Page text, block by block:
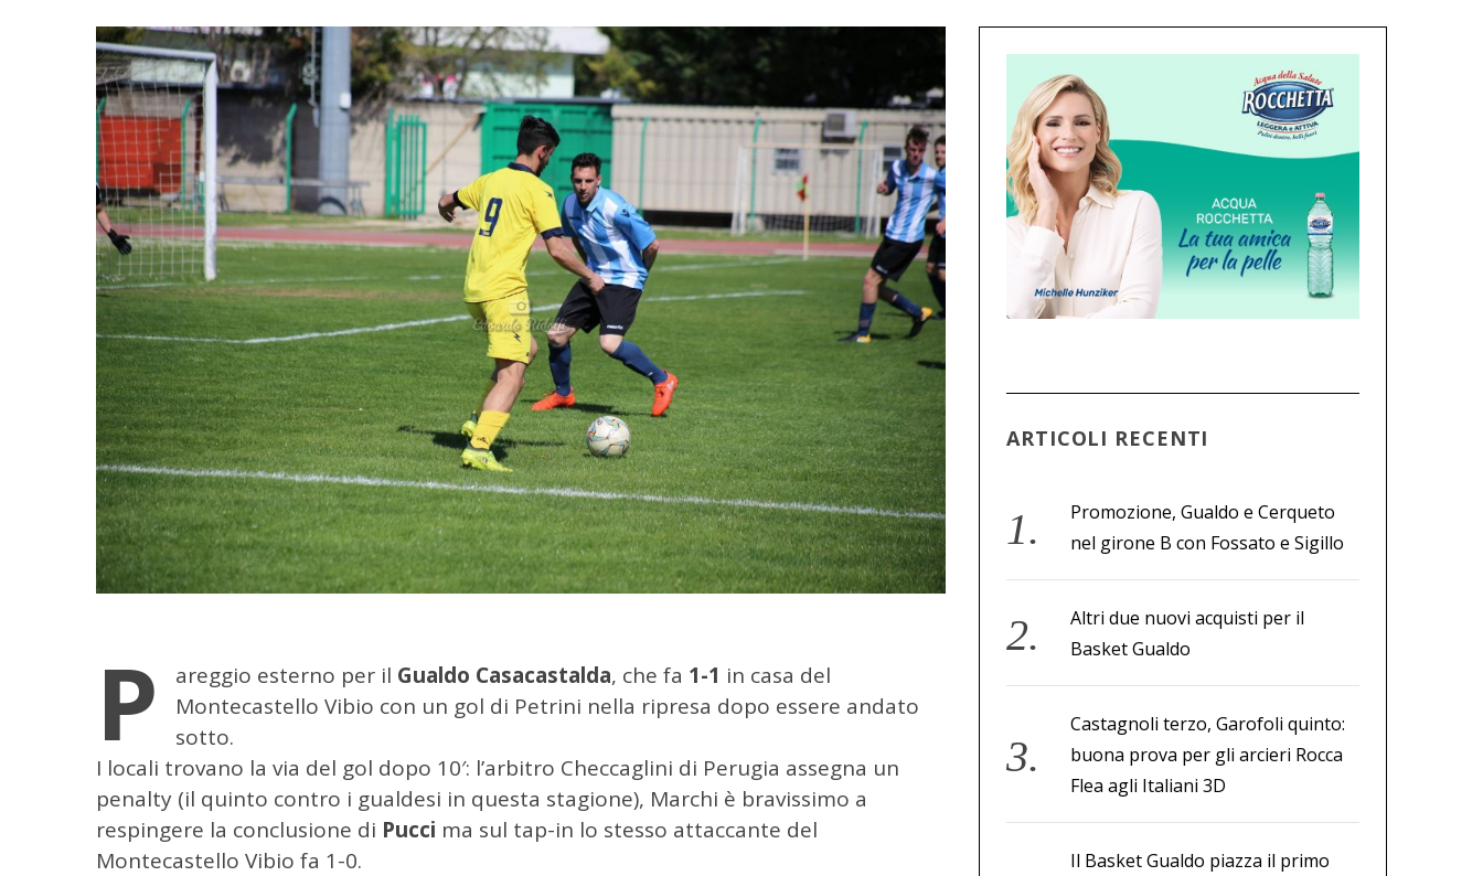
P areggio esterno per il Gualdo Casacastalda, che fa 1-1 in casa del
Montecastello Vibio con un gol di Petrini nella ripresa dopo essere andato
sotto.
I locali trovano la via del gol dopo 10′: l’arbitro Checcaglini di Perugia assegna un
penalty (il quinto contro i gualdesi in questa stagione), Marchi è bravissimo a
respingere la conclusione di Pucci ma sul tap-in lo stesso attaccante del
Montecastello Vibio fa 1-0.
ARTICOLI RECENTI
Promozione, Gualdo e Cerqueto
nel girone B con Fossato e Sigillo
Altri due nuovi acquisti per il
Basket Gualdo
Castagnoli terzo, Garofoli quinto:
buona prova per gli arcieri Rocca
Flea agli Italiani 3D
Il Basket Gualdo piazza il primo